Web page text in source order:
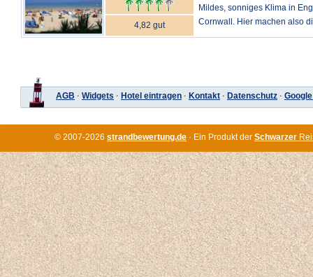
Mildes, sonniges Klima in
Cornwall. Hier machen also
4,82 gut
AGB · Widgets · Hotel eintragen · Kontakt · Datenschutz ·
© 2007-2026 strandbewertung.de · Ein Produkt der Schwarzer